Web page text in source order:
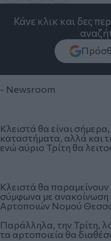
Κάνε κλικ και δες
- Newsroom
Κλειστά θα είναι
καταστήματα, αλλά και
ενώ αύριο Τρίτη θα
Kλειστά θα
σύμφωνα με
Αρτοποιών Νομού
Παράλληλα, την Τρίτη,
τα αρτοποιεία θα